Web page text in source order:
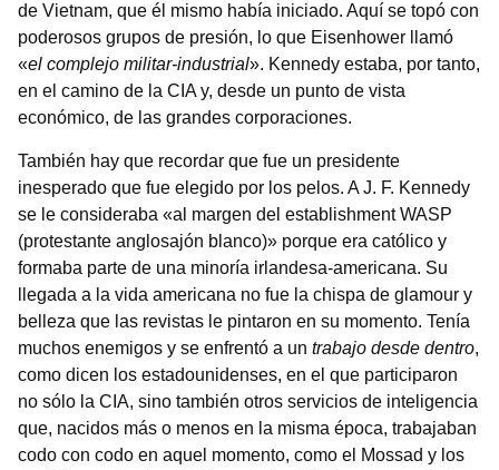
de Vietnam, que él mismo había iniciado. Aquí se topó con
poderosos grupos de presión, lo que Eisenhower llamó
«el complejo militar-industrial». Kennedy estaba, por tanto,
en el camino de la CIA y, desde un punto de vista
económico, de las grandes corporaciones.
También hay que recordar que fue un presidente
inesperado que fue elegido por los pelos. A J. F. Kennedy
se le consideraba «al margen del establishment WASP
(protestante anglosajón blanco)» porque era católico y
formaba parte de una minoría irlandesa-americana. Su
llegada a la vida americana no fue la chispa de glamour y
belleza que las revistas le pintaron en su momento. Tenía
muchos enemigos y se enfrentó a un trabajo desde dentro,
como dicen los estadounidenses, en el que participaron
no sólo la CIA, sino también otros servicios de inteligencia
que, nacidos más o menos en la misma época, trabajaban
codo con codo en aquel momento, como el Mossad y los